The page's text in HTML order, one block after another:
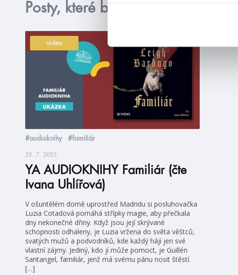
Posty, které by tě mohly zajímat
videa
#audioknihy #familiár
25. 7. 2025
YA AUDIOKNIHY Familiár (čte
Ivana Uhlířová)
V ošuntělém domě uprostřed Madridu si posluhovačka
Luzia Cotadová pomáhá střípky magie, aby přečkala
dny nekonečné dřiny. Když jsou její skrývané
schopnosti odhaleny, je Luzia vržena do světa věštců,
svatých mužů a podvodníků, kde každý hájí jen své
vlastní zájmy. Jediný, kdo jí může pomoct, je Guillén
Santangel, familiár, jenž má svému pánu nosit štěstí.
[…]